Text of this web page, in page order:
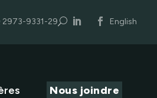
2973-9331-29 U English
Nous joindre